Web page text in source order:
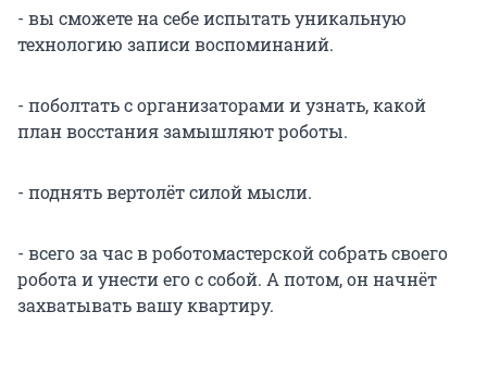
- вы сможете на себе испытать уникальную
технологию записи воспоминаний.
- поболтать с организаторами и узнать, какой
план восстания замышляют роботы.
- поднять вертолёт силой мысли.
- всего за час в роботомастерской собрать своего
робота и унести его с собой. А потом, он начнёт
захватывать вашу квартиру.